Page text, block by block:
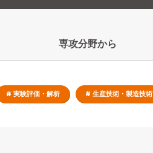
専攻分野から
# 実験評価・解析 # 生産技術・製造技術